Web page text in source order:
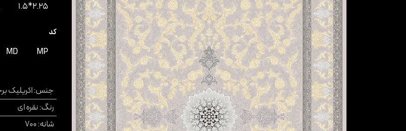
2.25*1.5
کد
MP
MD
جنس:اکریلیک
رنگ:نقره ای
شانه:
700